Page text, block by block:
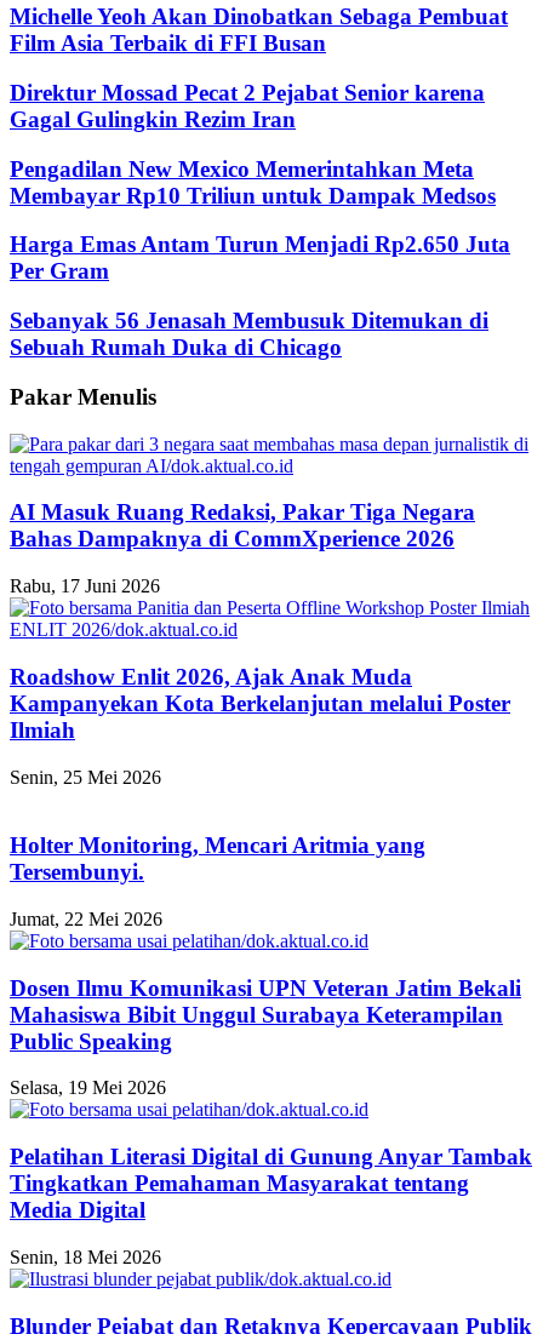
Michelle Yeoh Akan Dinobatkan Sebaga Pembuat
Film Asia Terbaik di FFI Busan
Direktur Mossad Pecat 2 Pejabat Senior karena
Gagal Gulingkin Rezim Iran
Pengadilan New Mexico Memerintahkan Meta
Membayar Rp10 Triliun untuk Dampak Medsos
Harga Emas Antam Turun Menjadi Rp2.650 Juta
Per Gram
Sebanyak 56 Jenasah Membusuk Ditemukan di
Sebuah Rumah Duka di Chicago
Pakar Menulis
AI Masuk Ruang Redaksi, Pakar Tiga Negara
Bahas Dampaknya di CommXperience 2026
Rabu, 17 Juni 2026
Roadshow Enlit 2026, Ajak Anak Muda
Kampanyekan Kota Berkelanjutan melalui Poster
Ilmiah
Senin, 25 Mei 2026
Holter Monitoring, Mencari Aritmia yang
Tersembunyi.
Jumat, 22 Mei 2026
Dosen Ilmu Komunikasi UPN Veteran Jatim Bekali
Mahasiswa Bibit Unggul Surabaya Keterampilan
Public Speaking
Selasa, 19 Mei 2026
Pelatihan Literasi Digital di Gunung Anyar Tambak
Tingkatkan Pemahaman Masyarakat tentang
Media Digital
Senin, 18 Mei 2026
Blunder Pejabat dan Retaknya Kepercayaan Publik